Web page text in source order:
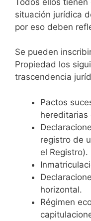
situación jurídica
por eso deben
Se pueden
Propiedad los
trascendencia
Pactos
hereditarias
registro de
el Registro).
horizontal.
Régimen